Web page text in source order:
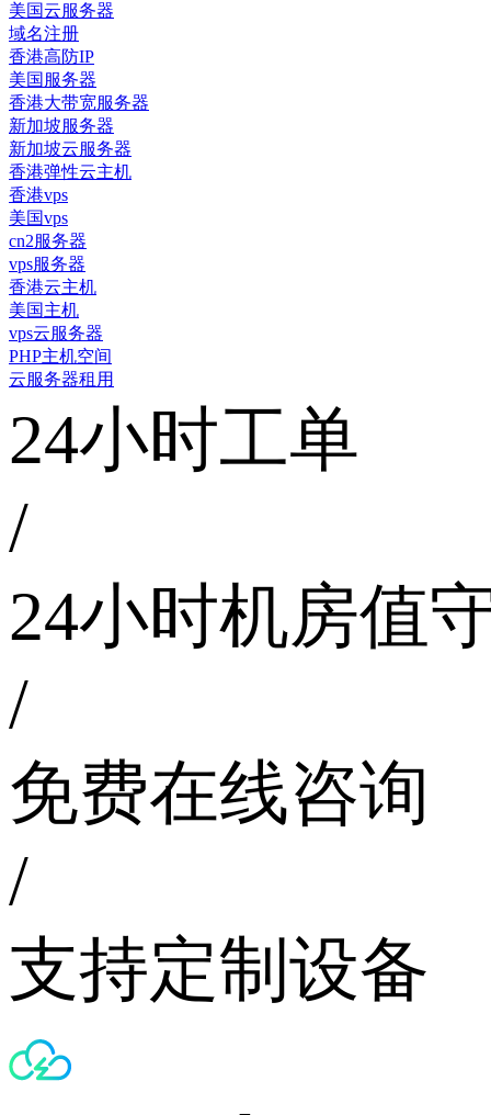
美国云服务器
域名注册
香港高防IP
美国服务器
香港大带宽服务器
新加坡服务器
新加坡云服务器
香港弹性云主机
香港vps
美国vps
cn2服务器
vps服务器
香港云主机
美国主机
vps云服务器
PHP主机空间
云服务器租用
24小时工单
/
24小时机房值
/
免费在线咨询
/
支持定制设备